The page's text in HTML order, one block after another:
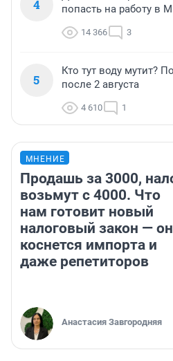
4
попасть на работу в
14 366 3
5
Кто тут воду мутит?
после 2 августа
4 610 1
МНЕНИЕ
Продашь за 3000,
возьмут с 4000. Что
нам готовит новый
налоговый закон — он
коснется импорта и
даже репетиторов
Анастасия Завгородняя